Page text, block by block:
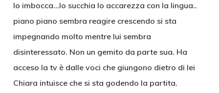
lo imbocca…lo succhia lo accarezza con la lingua..
piano piano sembra reagire crescendo si sta
impegnando molto mentre lui sembra
disinteressato. Non un gemito da parte sua. Ha
acceso la tv è dalle voci che giungono dietro di lei
Chiara intuisce che si sta godendo la partita.